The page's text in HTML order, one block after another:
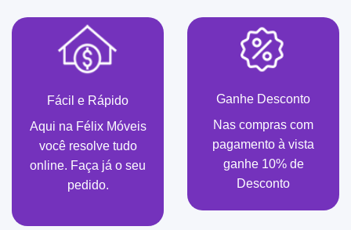
Fácil e Rápido
Aqui na Félix Móveis
você resolve tudo
online. Faça já o seu
pedido.
Ganhe Desconto
Nas compras com
pagamento à vista
ganhe 10% de
Desconto